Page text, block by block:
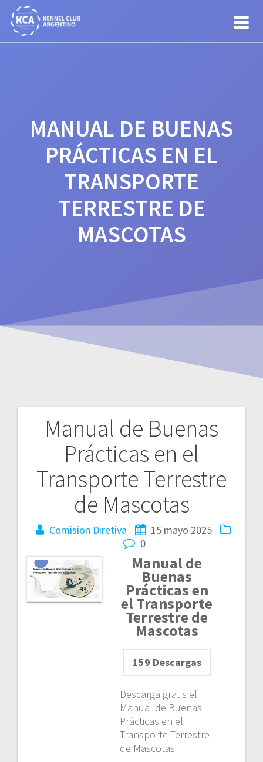
MANUAL DE BUENAS
PRÁCTICAS EN EL
TRANSPORTE
TERRESTRE DE
MASCOTAS
Manual de Buenas
Prácticas en el
Transporte Terrestre
de Mascotas
Comision Diretiva
15 mayo 2025
0
Manual de
Buenas
Prácticas en
el Transporte
Terrestre de
Mascotas
159 Descargas
Descarga gratis el
Manual de Buenas
Prácticas en el
Transporte Terrestre
de Mascotas
Navegación
entradas